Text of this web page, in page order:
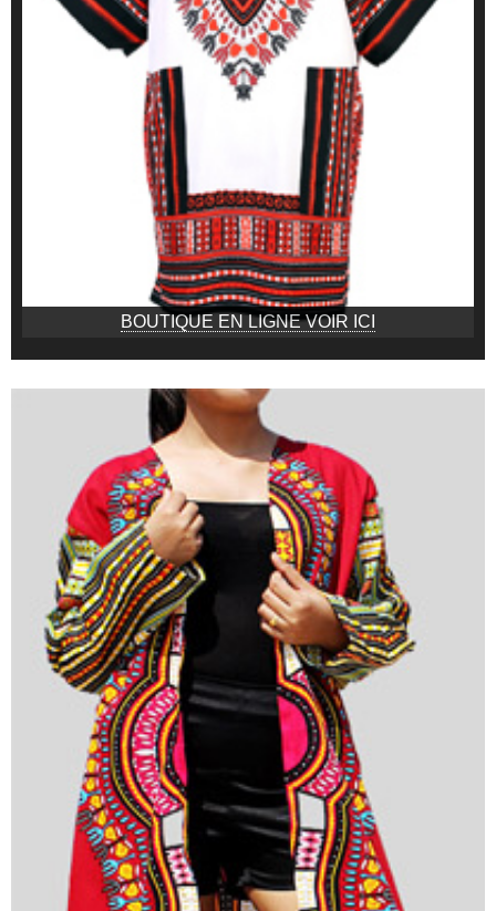
BOUTIQUE EN LIGNE VOIR ICI